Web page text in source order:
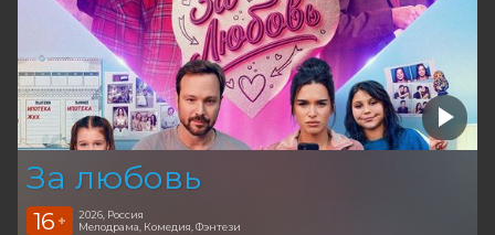
За любовь
16 +
2026, Россия
Мелодрама, Комедия, Фэнтези